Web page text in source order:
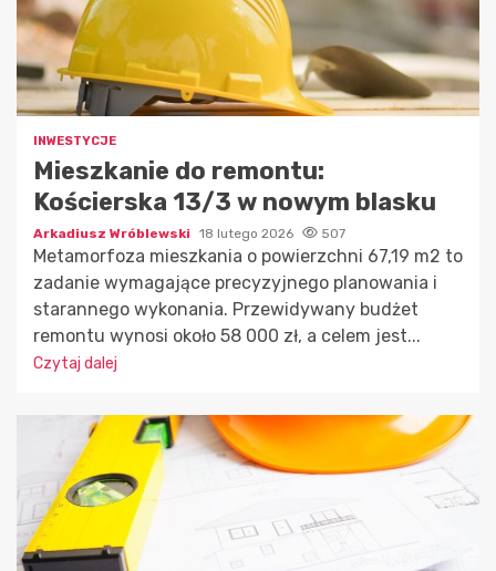
INWESTYCJE
Mieszkanie do remontu:
Kościerska 13/3 w nowym blasku
Arkadiusz Wróblewski 18 lutego 2026 507
Metamorfoza mieszkania o powierzchni 67,19 m2 to
zadanie wymagające precyzyjnego planowania i
starannego wykonania. Przewidywany budżet
remontu wynosi około 58 000 zł, a celem jest...
Czytaj dalej